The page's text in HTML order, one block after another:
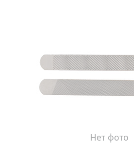
Нет фото